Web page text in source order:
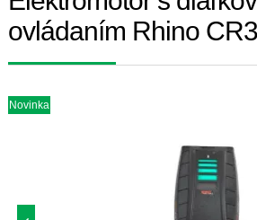
ovládaním Rhino
Novinka